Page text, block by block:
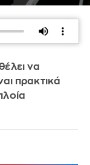
να
πρακτικά